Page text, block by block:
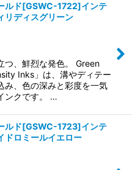
ルド[GSWC-1722]インテ
ディスグリーン
つ、鮮烈な発色。 Green
Inks」は、溝やディテー
み、色の深みと彩度を一気
ンクです。 …
ルド[GSWC-1723]インテ
ロミールイエロー